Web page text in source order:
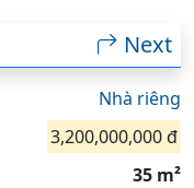
Next
Nhà riêng
3,200,000,000 đ
35 m²